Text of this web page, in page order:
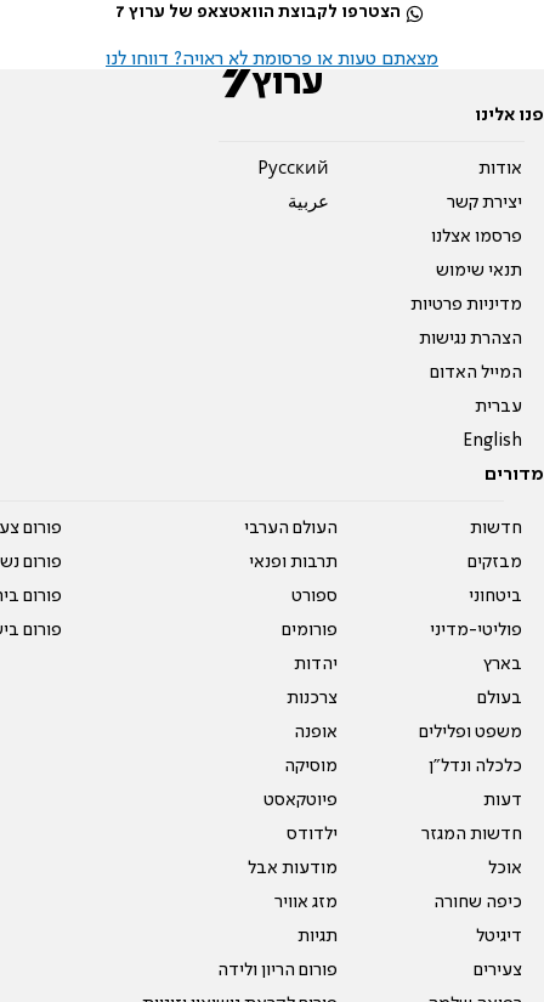
הצטרפו לקבוצת הוואטצאפ של ערוץ 7
מצאתם טעות או פרסומת לא ראויה? דווחו לנו
פנו אלינו
אודות
יצירת קשר
פרסמו אצלנו
תנאי שימוש
מדיניות פרטיות
הצהרת נגישות
המייל האדום
עברית
English
Pусский
عربية
מדורים
חדשות
מבזקים
ביטחוני
פוליטי-מדיני
בארץ
בעולם
משפט ופלילים
כלכלה ונדל"ן
דעות
חדשות המגזר
אוכל
כיפה שחורה
דיגיטל
צעירים
העולם הערבי
תרבות ופנאי
ספורט
פורומים
יהדות
צרכנות
אופנה
מוסיקה
פיוטקאסט
ילדודס
מודעות אבל
מזג אוויר
תגיות
פורום הריון ולידה
פורום
פורום
פורום
פורום